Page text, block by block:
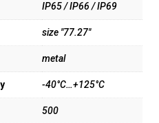
IP65 / IP66 / IP69
size "77.27"
metal
-40°C…+125°C
500